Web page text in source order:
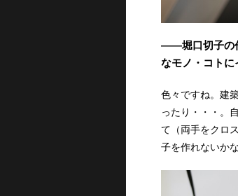
――堀口切子の
なモノ・コト
色々ですね。建
ったり・・・。
て（両手をクロ
子を作れないか